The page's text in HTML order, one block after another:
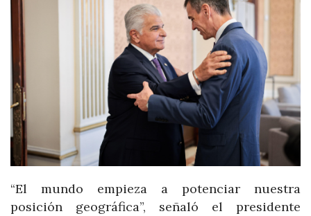
“El mundo empieza a potenciar nuestra
posición geográfica”, señaló el presidente